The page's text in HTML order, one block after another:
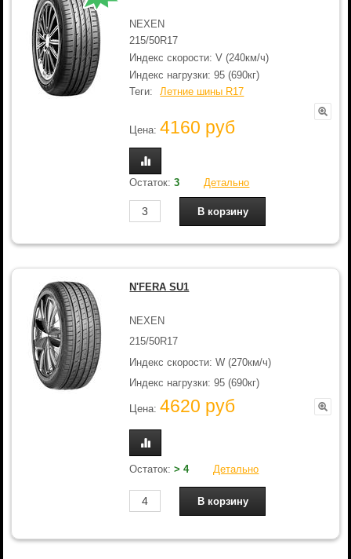
NEXEN
215/50R17
Индекс скорости: V (240км/ч)
Индекс нагрузки: 95 (690кг)
Теги:
Летние шины R17
Цена:4160 руб
Остаток:3 Детально
N'FERA SU1
NEXEN
215/50R17
Индекс скорости: W (270км/ч)
Индекс нагрузки: 95 (690кг)
Цена:4620 руб
Остаток:> 4 Детально